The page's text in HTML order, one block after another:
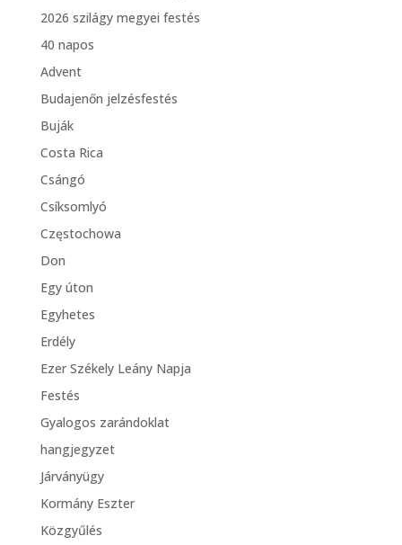
2026 szilágy megyei festés
40 napos
Advent
Budajenőn jelzésfestés
Buják
Costa Rica
Csángó
Csíksomlyó
Częstochowa
Don
Egy úton
Egyhetes
Erdély
Ezer Székely Leány Napja
Festés
Gyalogos zarándoklat
hangjegyzet
Járványügy
Kormány Eszter
Közgyűlés